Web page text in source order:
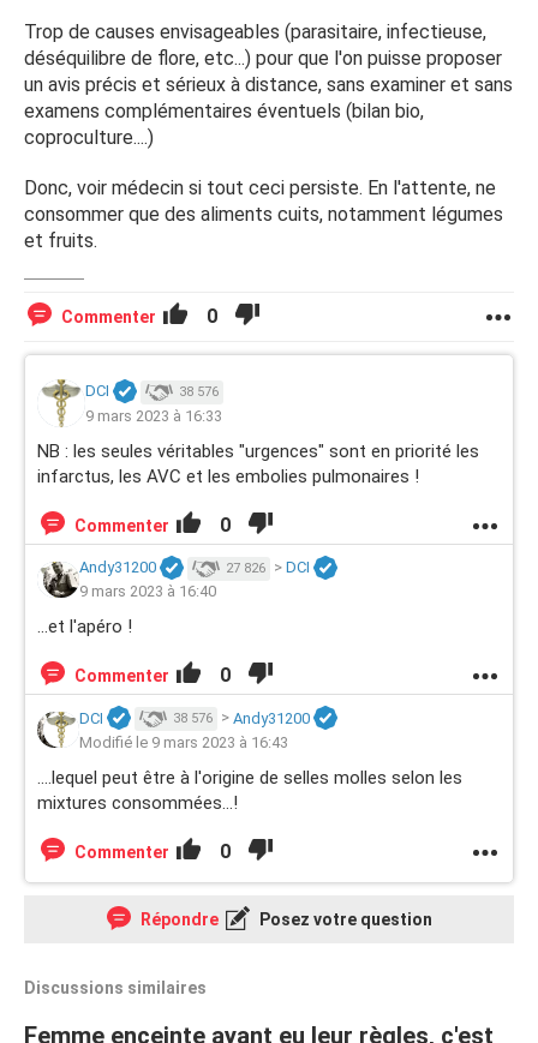
Trop de causes envisageables (parasitaire, infectieuse,
déséquilibre de flore, etc...) pour que l'on puisse proposer
un avis précis et sérieux à distance, sans examiner et sans
examens complémentaires éventuels (bilan bio,
coproculture....)
Donc, voir médecin si tout ceci persiste. En l'attente, ne
consommer que des aliments cuits, notamment légumes
et fruits.
Commenter 0
DCI 38 576
9 mars 2023 à 16:33
NB : les seules véritables "urgences" sont en priorité les
infarctus, les AVC et les embolies pulmonaires !
Commenter 0
Andy31200 27 826 > DCI
9 mars 2023 à 16:40
...et l'apéro !
Commenter 0
DCI 38 576 > Andy31200
Modifié le 9 mars 2023 à 16:43
....lequel peut être à l'origine de selles molles selon les
mixtures consommées...!
Commenter 0
Répondre Posez votre question
Discussions similaires
Femme enceinte ayant eu leur règles, c'est